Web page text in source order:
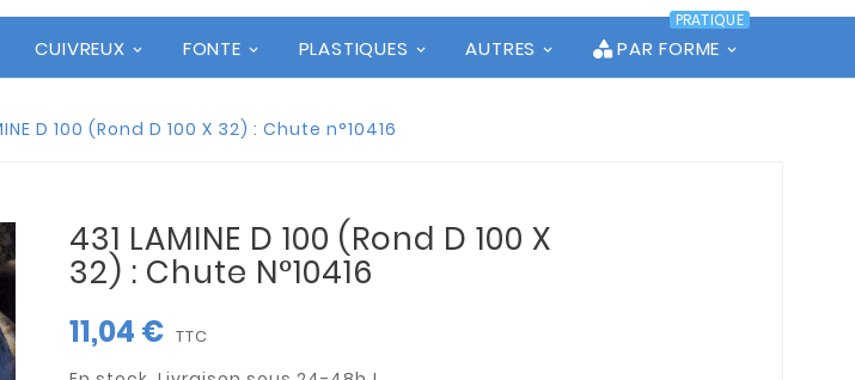
CUIVREUX FONTE PLASTIQUES AUTRES PAR FORME
PRATIQUE
D 100 (Rond D 100 X 32) : Chute n°10416
431 LAMINE D 100 (Rond D 100 X
32) : Chute N°10416
11,04 € TTC